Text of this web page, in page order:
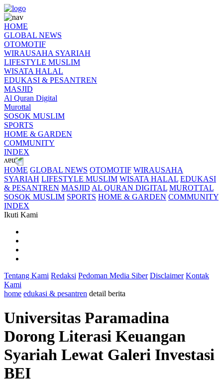
HOME
GLOBAL NEWS
OTOMOTIF
WIRAUSAHA SYARIAH
LIFESTYLE MUSLIM
WISATA HALAL
EDUKASI & PESANTREN
MASJID
Al Quran Digital
Murottal
SOSOK MUSLIM
SPORTS
HOME & GARDEN
COMMUNITY
INDEX
HOME GLOBAL NEWS OTOMOTIF WIRAUSAHA
SYARIAH LIFESTYLE MUSLIM WISATA HALAL EDUKASI
& PESANTREN MASJID AL QURAN DIGITAL MUROTTAL
SOSOK MUSLIM SPORTS HOME & GARDEN COMMUNITY
INDEX
Ikuti Kami
Tentang Kami Redaksi Pedoman Media Siber Disclaimer Kontak
Kami
home edukasi & pesantren detail berita
Universitas Paramadina
Dorong Literasi Keuangan
Syariah Lewat Galeri Investasi
BEI